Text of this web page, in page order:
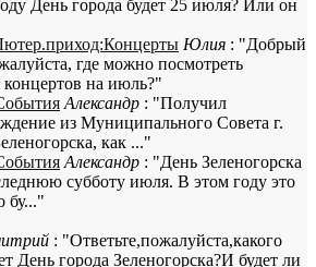
День города будет 25 июля? Или он
Юлия : "Добрый
где можно посмотреть
на июль?"
Александр : "Получил
из Муниципального Совета г.
как ..."
Александр : "День Зеленогорска
субботу июля. В этом году это
бу..."
: "Ответьте,пожалуйста,какого
День города Зеленогорска?И будет ли